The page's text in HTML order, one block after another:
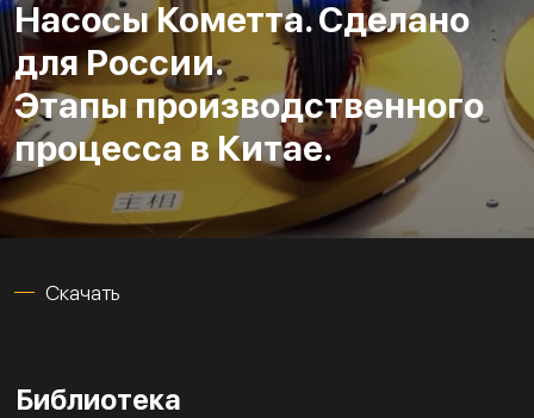
Насосы Кометта. Сделано
для России.
Этапы производственного
процесса в Китае.
Скачать
Библиотека